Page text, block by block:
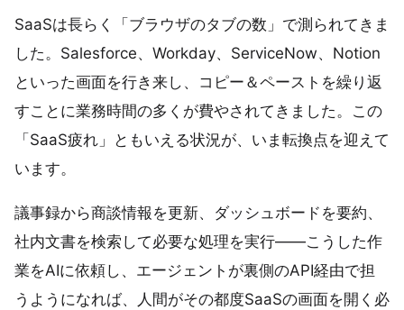
SaaSは長らく「ブラウザのタブの数」で測られてきま
した。Salesforce、Workday、ServiceNow、Notion
といった画面を行き来し、コピー＆ペーストを繰り返
すことに業務時間の多くが費やされてきました。この
「SaaS疲れ」ともいえる状況が、いま転換点を迎えて
います。
議事録から商談情報を更新、ダッシュボードを要約、
社内文書を検索して必要な処理を実行——こうした作
業をAIに依頼し、エージェントが裏側のAPI経由で担
うようになれば、人間がその都度SaaSの画面を開く必